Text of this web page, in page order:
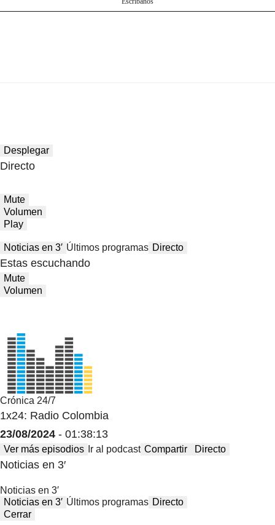
Desplegar
Directo
Mute
Volumen
Play
Noticias en 3′ Últimos programas Directo
Estas escuchando
Mute
Volumen
Crónica 24/7
1x24: Radio Colombia
23/08/2024 - 01:38:13
Ver más episodios Ir al podcast Compartir Directo
Noticias en 3′
Noticias en 3′
Noticias en 3′ Últimos programas Directo
Cerrar